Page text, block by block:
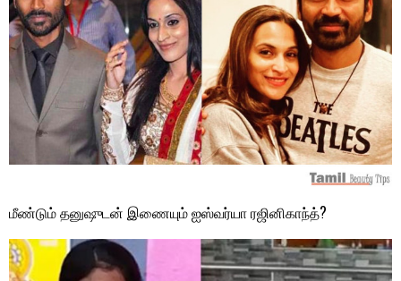
மீண்டும் தனுஷுடன் இணையும் ஐஸ்வர்யா ரஜினிகாந்த்?